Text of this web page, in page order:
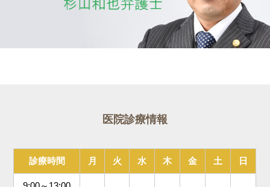
医院診療情報
診療時間 月 火 水 木 金 土 日